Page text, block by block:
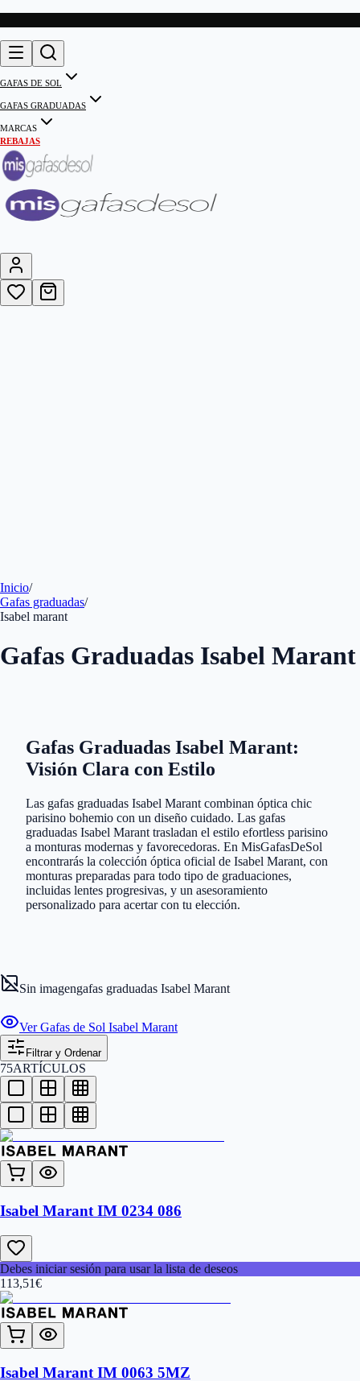
GAFAS DE SOL
GAFAS GRADUADAS
MARCAS
REBAJAS
Inicio/
Gafas graduadas/
Isabel marant
Gafas Graduadas Isabel Marant
Gafas Graduadas Isabel Marant:
Visión Clara con Estilo
Las gafas graduadas Isabel Marant combinan óptica chic
parisino bohemio con un diseño cuidado. Las gafas
graduadas Isabel Marant trasladan el estilo efortless parisino
a monturas modernas y favorecedoras. En MisGafasDeSol
encontrarás la colección óptica oficial de Isabel Marant, con
monturas preparadas para todo tipo de graduaciones,
incluidas lentes progresivas, y un asesoramiento
personalizado para acertar con tu elección.
Sin imagengafas graduadas Isabel Marant
Ver Gafas de Sol Isabel Marant
Filtrar y Ordenar
75ARTÍCULOS
Isabel Marant IM 0234 086
Debes iniciar sesión para usar la lista de deseos
113,51€
Isabel Marant IM 0063 5MZ